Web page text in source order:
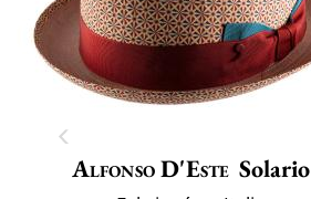
Alfonso D'Este Solario